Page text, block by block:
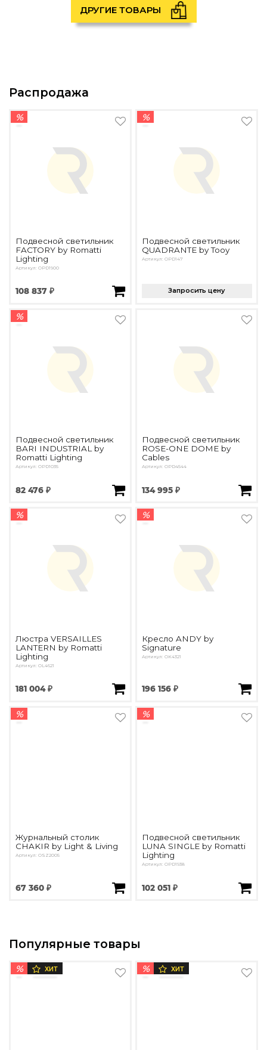
ДРУГИЕ ТОВАРЫ
Распродажа
%
Подвесной светильник
FACTORY by Romatti
Lighting
Артикул: OPD1900
108 837 ₽
%
Подвесной светильник
QUADRANTE by Tooy
Артикул: OPD147
Запросить цену
%
Подвесной светильник
BARI INDUSTRIAL by
Romatti Lighting
Артикул: OPD1035
82 476 ₽
Подвесной светильник
ROSE-ONE DOME by
Cables
Артикул: OPD4544
134 995 ₽
%
Люстра VERSAILLES
LANTERN by Romatti
Lighting
Артикул: OL4621
181 004 ₽
%
Кресло ANDY by
Signature
Артикул: OK4321
196 156 ₽
%
Журнальный столик
CHAKIR by Light & Living
Артикул: OSZ2005
67 360 ₽
%
Подвесной светильник
LUNA SINGLE by Romatti
Lighting
Артикул: OPD1938
102 051 ₽
Популярные товары
% ХИТ % ХИТ